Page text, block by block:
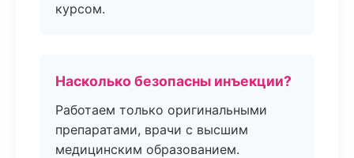
курсом.
Насколько безопасны инъекции?
Работаем только оригинальными
препаратами, врачи с высшим
медицинским образованием.